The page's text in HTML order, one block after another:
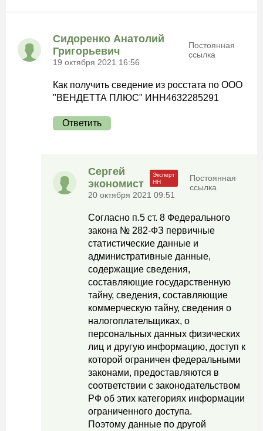
Сидоренко Анатолий
Григорьевич
19 октября 2021 16:56
Постоянная
ссылка
Как получить сведение из росстата по ООО
"ВЕНДЕТТА ПЛЮС" ИНН4632285291
Ответить
Сергей
экономист
20 октября 2021 09:51
Постоянная
ссылка
Согласно п.5 ст. 8 Федерального
закона № 282-ФЗ первичные
статистические данные и
административные данные,
содержащие сведения,
составляющие государственную
тайну, сведения, составляющие
коммерческую тайну, сведения о
налогоплательщиках, о
персональных данных физических
лиц и другую информацию, доступ к
которой ограничен федеральными
законами, предоставляются в
соответствии с законодательством
РФ об этих категориях информации
ограниченного доступа.
Поэтому данные по другой